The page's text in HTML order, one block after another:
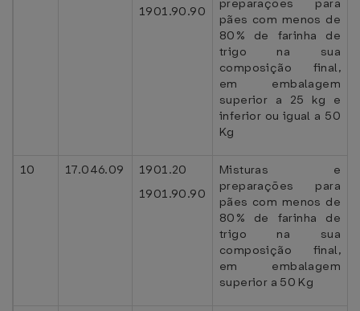
1901.90.90
preparações para
pães com menos de
80% de farinha de
trigo na sua
composição final,
em embalagem
superior a 25 kg e
inferior ou igual a 50
Kg
10 17.046.09
1901.20
1901.90.90
Misturas e
preparações para
pães com menos de
80% de farinha de
trigo na sua
composição final,
em embalagem
superior a 50 Kg